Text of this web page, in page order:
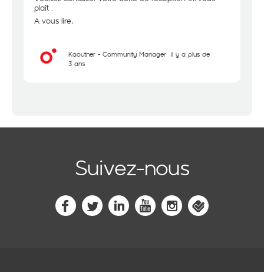
plaît .
A vous lire,
Kaouther - Community Manager il y a plus de
3 ans
Suivez-nous